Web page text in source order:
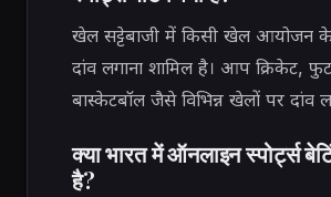
खेल सट्टेबाजी में किसी खेल आयोजन के
दांव लगाना शामिल है। आप क्रिकेट,
बास्केटबॉल जैसे विभिन्न खेलों पर दांव
क्या भारत में ऑनलाइन स्पोर्ट्स
है?